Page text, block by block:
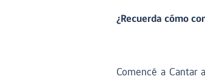
¿Recuerda cómo
Comencé a Cantar